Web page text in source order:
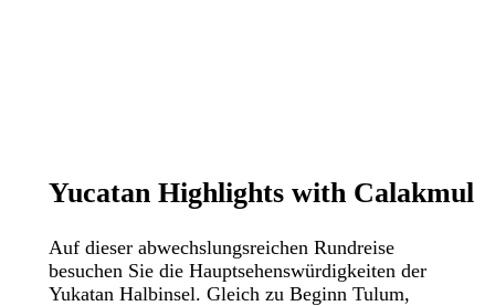
Yucatan Highlights with Calakmul
Auf dieser abwechslungsreichen Rundreise
besuchen Sie die Hauptsehenswürdigkeiten der
Yukatan Halbinsel. Gleich zu Beginn Tulum,